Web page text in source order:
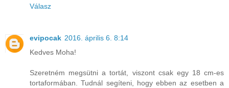
Válasz
evipocak 2016. április 6. 8:14
Kedves Moha!
Szeretném megsütni a tortát, viszont csak egy 18 cm-es
tortaformában. Tudnál segíteni, hogy ebben az esetben a